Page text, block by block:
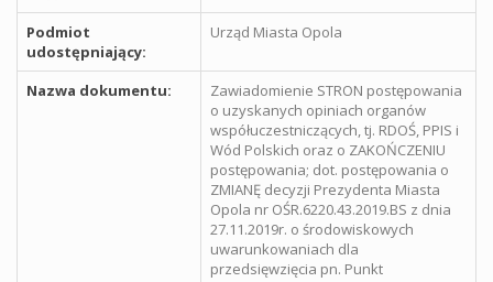
Podmiot
udostępniający:
Urząd Miasta Opola
Nazwa dokumentu:
Zawiadomienie STRON postępowania
o uzyskanych opiniach organów
współuczestniczących, tj. RDOŚ, PPIS i
Wód Polskich oraz o ZAKOŃCZENIU
postępowania; dot. postępowania o
ZMIANĘ decyzji Prezydenta Miasta
Opola nr OŚR.6220.43.2019.BS z dnia
27.11.2019r. o środowiskowych
uwarunkowaniach dla
przedsięwzięcia pn. Punkt